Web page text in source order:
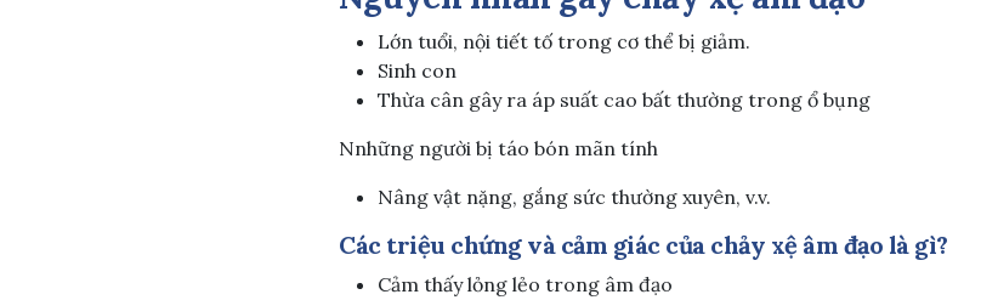
Lớn tuổi, nội tiết tố trong cơ thể bị giảm.
Sinh con
Thừa cân gây ra áp suất cao bất thường trong ổ bụng
Nnhững người bị táo bón mãn tính
Nâng vật nặng, gắng sức thường xuyên, v.v.
Các triệu chứng và cảm giác của chảy xệ âm đạo là gì?
Cảm thấy lỏng lẻo trong âm đạo